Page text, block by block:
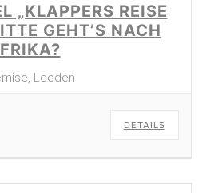
„KLAPPERS REISE
GEHT’S NACH
Leeden
DETAILS